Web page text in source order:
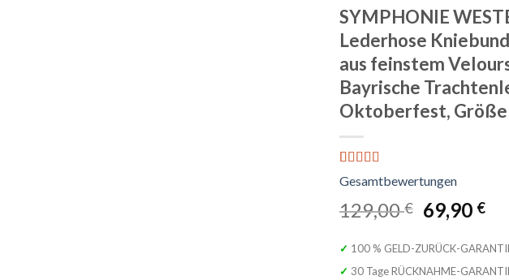
SYMPHONIE
Lederhose
aus feinstem
Bayrische
Oktoberfest,
Bewertet
mit5.00von
5, basierend
auf
1
129,00€
Preis
war:
129,00 €
69,90 €
✓ 100 % GELD-ZURÜCK-
✓ 30 Tage RÜCKNAHME-